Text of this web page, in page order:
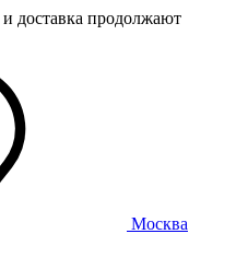
доставка продолжают
Москва